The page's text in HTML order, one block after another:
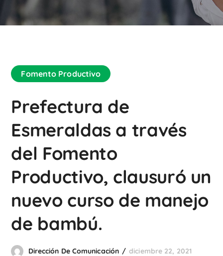
Fomento Productivo
Prefectura de
Esmeraldas a través
del Fomento
Productivo, clausuró un
nuevo curso de manejo
de bambú.
Dirección De Comunicación diciembre 22, 2021